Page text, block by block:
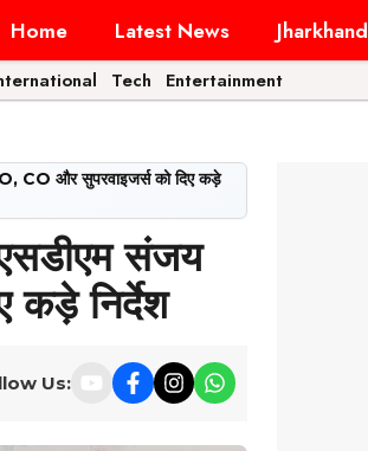
Home Latest News Jharkhand
Tech Entertainment
CO और सुपरवाइजर्स को दिए कड़े
संजय
कड़े निर्देश
Us: